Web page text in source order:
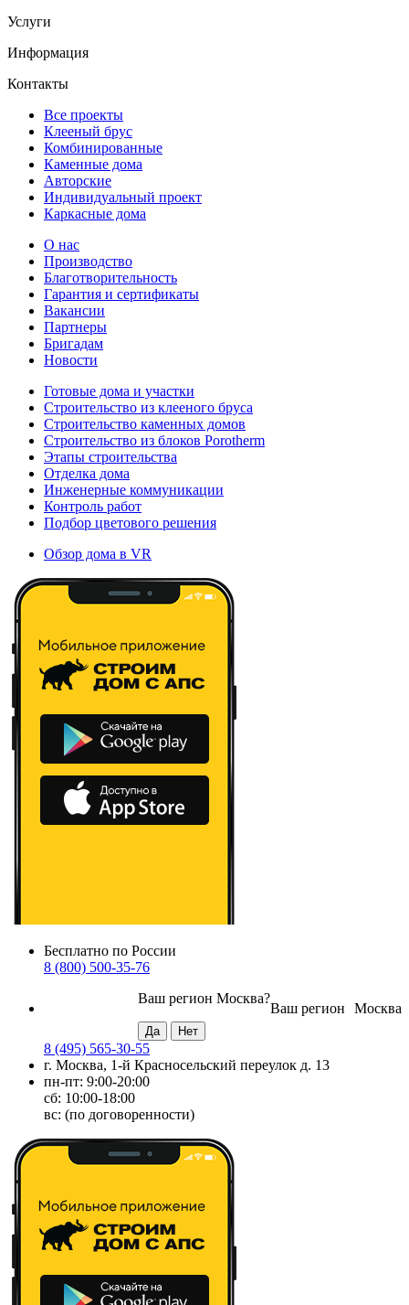
Услуги
Информация
Контакты
Все проекты
Клееный брус
Комбинированные
Каменные дома
Авторские
Индивидуальный проект
Каркасные дома
О нас
Производство
Благотворительность
Гарантия и сертификаты
Вакансии
Партнеры
Бригадам
Новости
Готовые дома и участки
Строительство из клееного бруса
Строительство каменных домов
Строительство из блоков Porotherm
Этапы строительства
Отделка дома
Инженерные коммуникации
Контроль работ
Подбор цветового решения
Обзор дома в VR
Бесплатно по России
8 (800) 500-35-76
Москва
Ваш регион
Ваш регион Москва?
8 (495) 565-30-55
г. Москва, 1-й Красносельский переулок д. 13
пн-пт: 9:00-20:00
сб: 10:00-18:00
вс: (по договоренности)